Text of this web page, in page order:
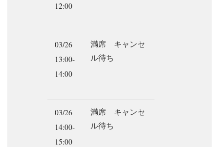
12:00
03/26
13:00-
14:00
満席 キャンセ
ル待ち
03/26
14:00-
15:00
満席 キャンセ
ル待ち